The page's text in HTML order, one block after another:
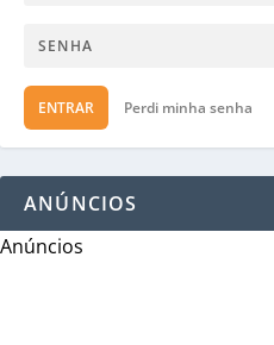
ENTRAR Perdi minha senha
ANÚNCIOS
Anúncios